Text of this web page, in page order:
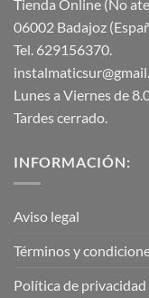
Tienda Online (No
06002 Badajoz
Tel. 629156370.
Lunes a Viernes de
Tardes cerrado.
INFORMACIÓN:
Aviso legal
Términos y
Política de privacidad